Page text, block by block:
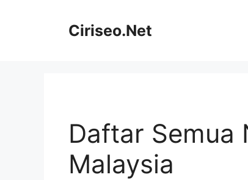
Ciriseo.Net
Daftar Semua
Malaysia